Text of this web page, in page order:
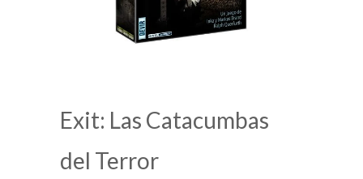
Exit: Las Catacumbas
del Terror